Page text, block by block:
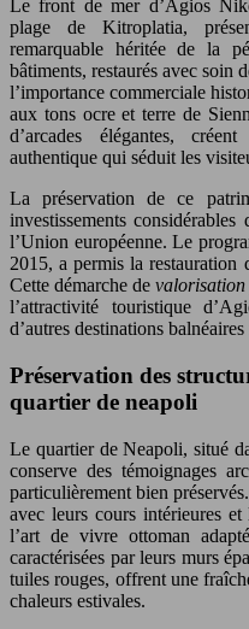
Le front de mer d’Agios
plage de Kitroplatia,
remarquable héritée de la
bâtiments, restaurés avec soin
l’importance commerciale
aux tons ocre et terre de
d’arcades élégantes,
authentique qui séduit les
La préservation de ce
investissements
l’Union européenne. Le
2015, a permis la restauration
Cette démarche de
l’attractivité touristique
d’autres destinations
Préservation des
quartier de neapoli
Le quartier de Neapoli, situé
conserve des témoignages
particulièrement bien
avec leurs cours intérieures
l’art de vivre ottoman
caractérisées par leurs murs
tuiles rouges, offrent une
chaleurs estivales.